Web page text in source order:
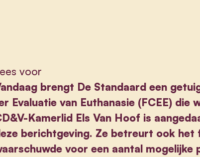
voor
brengt De Standaard een
Evaluatie van Euthanasie (FCEE) die
Kamerlid Els Van Hoof is
berichtgeving. Ze betreurt ook het
voor een aantal mogelijke